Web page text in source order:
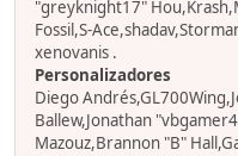
"greyknight17"
Fossil,S-
xenovanis .
Personalizadores
Diego
Ballew,Jonathan
Mazouz,Brannon "B"